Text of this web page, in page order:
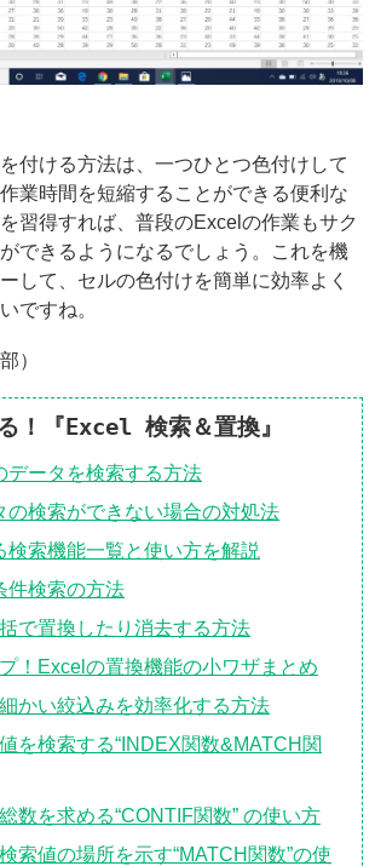
付ける方法は、一つひとつ色付けして
業時間を短縮することができる便利な
習得すれば、普段のExcelの作業もサク
できるようになるでしょう。これを機
して、セルの色付けを簡単に効率よく
ですね。
）
！『Excel 検索＆置換』
データを検索する方法
の検索ができない場合の対処法
検索機能一覧と使い方を解説
件検索の方法
で置換したり消去する方法
！Excelの置換機能の小ワザまとめ
かい絞込みを効率化する方法
を検索する“INDEX関数&MATCH関
数を求める“CONTIF関数” の使い方
索値の場所を示す“MATCH関数”の使